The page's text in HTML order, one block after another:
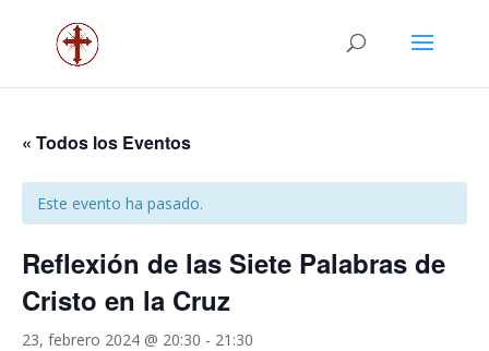
« Todos los Eventos
Este evento ha pasado.
Reflexión de las Siete Palabras de
Cristo en la Cruz
23, febrero 2024 @ 20:30 - 21:30